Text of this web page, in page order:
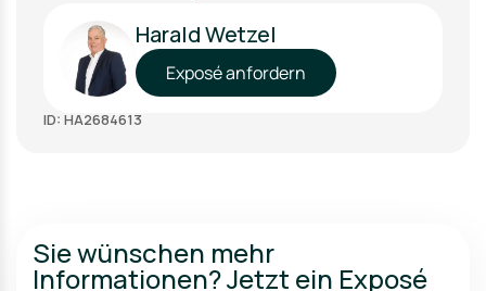
Harald Wetzel
Exposé anfordern
ID: HA2684613
Sie wünschen mehr
Informationen? Jetzt ein Exposé